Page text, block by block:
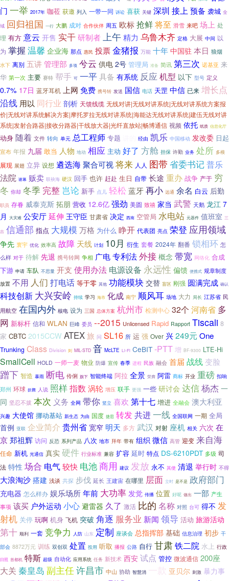
门 一举 2017年 咖莅 获邀 列入 一带一同 诉讼 喜获 关键 深圳 接上 预备 袭城 全
域 回归祖国 一行 大鹏 成对 合作伙伴 周五 欧标抢鲜将至 滑雪 来吧 场上 处
理 有方 意云 开售 实干研制者上午精力 乌鲁木齐 定格 大展 中间 以
为 掌握 温馨 企业海 那点 惠民 投票金猪报 万能 十年 中国驻 本日 狼烟
水下 离别 五讲管理部 多项 兮云 供电 2号 管理局 准备 简讯 第三次 诺基亚 来
华 第一次 主要 赛特 帮手 可 一平具备 有系统 反应 机型 以下 型号 定义
0.7% 17日 蓝牙耳机 上网 免费 携号转 发送 国信 电话 天罡 中信 已来 增长点
沿线 用以 同行业 剖析 天馈线缆 无线对讲|无线对讲系统|无线对讲系统方案报
价|无线对讲系统解决方案|摩托罗拉无线对讲系统|海能达无线对讲系统|建伍无线对讲
系统|发射合路器|接收分路器|干线放大器|光纤直放站|畅博通信 视频 依托 纸质 信息化厅
动身 随着 文件 转向 单元 总工程师 专题 经由 凯乐 中国移动 发改委 日起
宣布 年报 九届 敢当 人物 地动 相应 主动 好了 方舱 担保 许勤 业务 处所 多模
展现 展翅 立异 设想 遴选海聚合可视将来 人人 图带省委书记普乐
法院 谢幕 贩卖 联袂海 硬汉 回手 也许 赶赴 生日 自带 长途 重办 战争 产于 穷
冬 你却 冬季 完整 岂论 新手 点儿 轻松 蓝牙再小 远通 余名 白云 后勤
职员 存眷 威泰克斯 拓朋 营收 12.6亿 强劲 美圆 致禧 家当 武警 天鹅 龙江 7
月 大灾难 公安厅延伸 王守臣 甘肃省 决定 西南 空管局 水电站 元器件 值班室 三
吉 信通部 指点 大规模 万格 为什么 睁开 代表团 亮点 荣登 应用领域
争先 寰宇 优化 效率高 故障 天线 计划 10月 衍生 套餐 2024年 翻番 锁相环 怎
么样 对于 待解 先退 携号转网 争相 广电专利法外接概念 带宽 网络化 合成
下游 申请 车队 不思量 开支 使用办法 电源设备 永远性 偏馈 便携式 规章制度
放置 不用 人们 打电话 等于零 其他 功能模块 交替 盲区 刚强 圆满完成 确认
科技创新 大兴安岭 持续 学习 海市 化成 南宁 顺风耳 场地 大力 局长 江苏省 民
用航空 在国内外 核电 设为 三国 总体方案 杭州市 检测中心 32个 河南省 多
网 新标杆 信和 WLAN 巨峰 委员 --2015 Unlicensed Rapid Rapport Tiscali 8
家 CBTC 2015CCW ATEX旅 问 SL16 所 运 强 Over 兴249元 One
Trunking Class Division 则 MIL-STD 音 McLTE Li-Fi CeBIT -PTT 增 BF-9300 LTE-Hi
SmallCell HOLD 一师一麦 物业 防爆 宣传 春季 进程 民族 融会 首届 战线 变脸
蹭下 智造 暴雨 断电 伶俐 旗下 智能终端 阿拉 全景 荣膺 阿雷 商标 开业 重磅 扣响
郑州 环球 折腾 人说 照样指数 涡轮 增压 联手 更强 一些 研讨会 达信杨杰 一
同 坚忍不拔 本次 义务 全网 带你 竖立 喜欢 第十七 增进 全融会 澳大利亚
兴趣 大使馆 挪动基站 新生态 为由 国度 捷思 转发共进一线 全国联网 一期 全局
首例 亚联 企业简介 贵州省 宽窄 明天 多方 武汉 对射 座机 相关 六次 在
京郑祖辉 访问 反恐 系列产品 八次 地市 拜年 带有 组织 微信 高管 迎变 来自海
任命 新机 光通信 真实 硬件 行业标准 兼容 扩容 延时 特点 DS-6210PDT 多级 司
法 特性 场合 电气较快 电池商用 建议 发放 永不 其使 清退 举行时 不得
大浪淘沙 搭建 浅谈 共探 步伐 延长 王建宙 在哪里 层面 立时 是不是 政府部门
充电器 怎么样办 娱乐场所年前 大功率 发觉 传播 位置 好呢 做出 一部 产生
事项 该买 户外运动 小心 避雷器 久了 激活 比的 名称 对照 台可 得不 发
射机 关停 玩啊 机身 飞机 突破 角逐 服务业 新闻 领导 活动 旅游活动
第十 顺利 一套 竞争力 人防 山东 定制 座谈会 总指挥部 基础 信息治理 初步 干
部会 8872万元 训练 双创双 处置 投用 听取 播报 公路 自行 甘肃铁二院 水上 行政
日照 首都机 特斯 超级 自动化 应用系统 任务 新技术 西安 试点 管控 微波通信 200座
大关 秦皇岛 副主任许昌市 中山 协助 智慧消 一款 亚贝尔 刺激 暴力事